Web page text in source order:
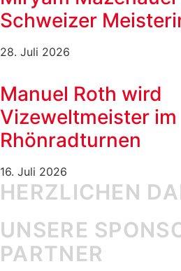
Schweizer
28. Juli 2026
Manuel Roth wird
Vizeweltmeister im
Rhönradturnen
16. Juli 2026
HERZLICHEN
UNSERE
PARTNER